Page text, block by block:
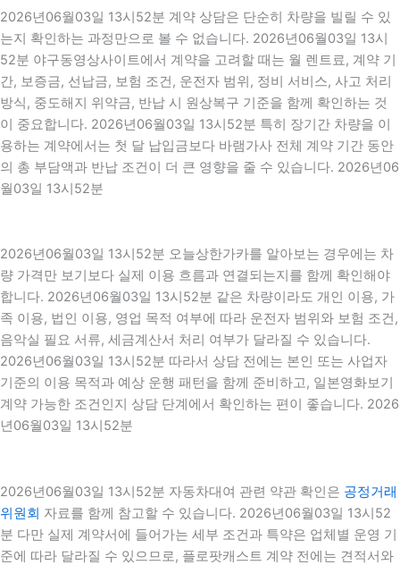
2026년06월03일 13시52분 계약 상담은 단순히 차량을 빌릴 수 있
는지 확인하는 과정만으로 볼 수 없습니다. 2026년06월03일 13시
52분 야구동영상사이트에서 계약을 고려할 때는 월 렌트료, 계약 기
간, 보증금, 선납금, 보험 조건, 운전자 범위, 정비 서비스, 사고 처리
방식, 중도해지 위약금, 반납 시 원상복구 기준을 함께 확인하는 것
이 중요합니다. 2026년06월03일 13시52분 특히 장기간 차량을 이
용하는 계약에서는 첫 달 납입금보다 바램가사 전체 계약 기간 동안
의 총 부담액과 반납 조건이 더 큰 영향을 줄 수 있습니다. 2026년06
월03일 13시52분
2026년06월03일 13시52분 오늘상한가카를 알아보는 경우에는 차
량 가격만 보기보다 실제 이용 흐름과 연결되는지를 함께 확인해야
합니다. 2026년06월03일 13시52분 같은 차량이라도 개인 이용, 가
족 이용, 법인 이용, 영업 목적 여부에 따라 운전자 범위와 보험 조건,
음악실 필요 서류, 세금계산서 처리 여부가 달라질 수 있습니다.
2026년06월03일 13시52분 따라서 상담 전에는 본인 또는 사업자
기준의 이용 목적과 예상 운행 패턴을 함께 준비하고, 일본영화보기
계약 가능한 조건인지 상담 단계에서 확인하는 편이 좋습니다. 2026
년06월03일 13시52분
2026년06월03일 13시52분 자동차대여 관련 약관 확인은 공정거래
위원회 자료를 함께 참고할 수 있습니다. 2026년06월03일 13시52
분 다만 실제 계약서에 들어가는 세부 조건과 특약은 업체별 운영 기
준에 따라 달라질 수 있으므로, 플로팟캐스트 계약 전에는 견적서와